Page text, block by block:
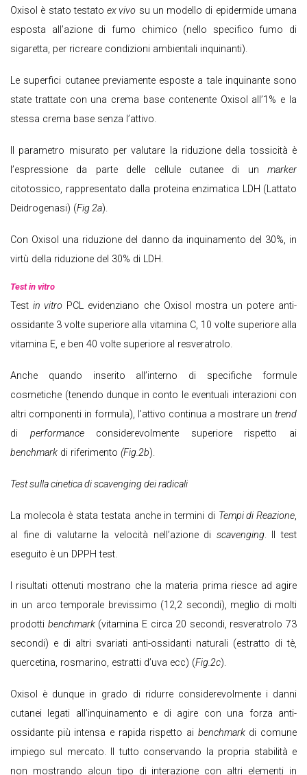
Oxisol è stato testatoex vivo su un modello di epidermide umana
esposta all’azione di fumo chimico (nello specifico fumo di
sigaretta, per ricreare condizioni ambientali inquinanti).
Le superfici cutanee previamente esposte a tale inquinante sono
state trattate con una crema base contenente Oxisol all’1% e la
stessa crema base senza l’attivo.
Il parametro misurato per valutare la riduzione della tossicità è
l’espressione da parte delle cellule cutanee di un marker
citotossico, rappresentato dalla proteina enzimatica LDH (Lattato
Deidrogenasi) (Fig 2a).
Con Oxisol una riduzione del danno da inquinamento del 30%, in
virtù della riduzione del 30% di LDH.
Test in vitro
Testin vitro PCL evidenziano che Oxisol mostra un potere anti-
ossidante 3 volte superiore alla vitamina C, 10 volte superiore alla
vitamina E, e ben 40 volte superiore al resveratrolo.
Anche quando inserito all’interno di specifiche formule
cosmetiche (tenendo dunque in conto le eventuali interazioni con
altri componenti in formula), l’attivo continua a mostrare un trend
di performanceconsiderevolmente superiore rispetto ai
benchmark di riferimento (Fig.2b).
Test sulla cinetica di scavengingdei radicali
La molecola è stata testata anche in termini di Tempi di Reazione,
al fine di valutarne la velocità nell’azione di scavenging. Il test
eseguito è un DPPH test.
I risultati ottenuti mostrano che la materia prima riesce ad agire
in un arco temporale brevissimo (12,2 secondi), meglio di molti
prodotti benchmark(vitamina E circa 20 secondi, resveratrolo 73
secondi) e di altri svariati anti-ossidanti naturali (estratto di tè,
quercetina, rosmarino, estratti d’uva ecc) (Fig.2c).
Oxisol è dunque in grado di ridurre considerevolmente i danni
cutanei legati all’inquinamento e di agire con una forza anti-
ossidante più intensa e rapida rispetto ai benchmarkdi comune
impiego sul mercato. Il tutto conservando la propria stabilità e
non mostrando alcun tipo di interazione con altri elementi in